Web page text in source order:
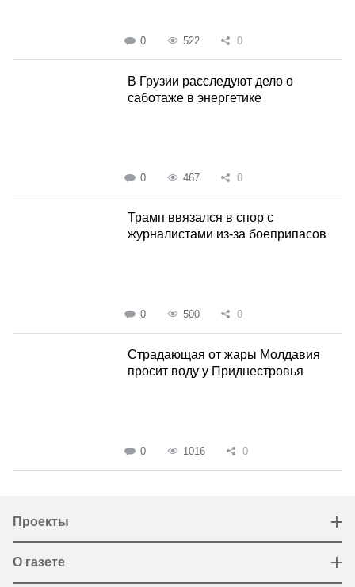
0 522 0
В Грузии расследуют дело о
саботаже в энергетике
0 467 0
Трамп ввязался в спор с
журналистами из-за боеприпасов
0 500 0
Страдающая от жары Молдавия
просит воду у Приднестровья
0 1016 0
Проекты
О газете